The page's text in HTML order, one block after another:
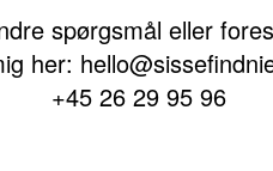
spørgsmål eller
her:
+45 26 29 95 96